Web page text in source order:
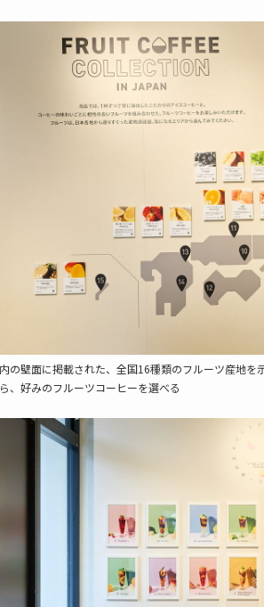
の壁面に掲載された、全国16種類のフルーツ産地を
、好みのフルーツコーヒーを選べる